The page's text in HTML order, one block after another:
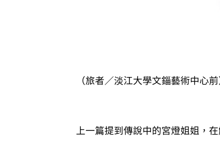
（旅者／淡江大學文錙藝術中心前
上一篇提到傳說中的宮燈姐姐，